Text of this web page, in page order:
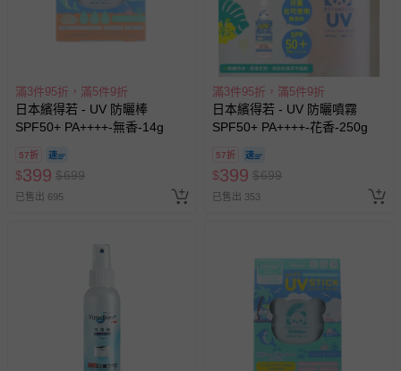
滿3件95折，滿5件9折
日本繽得若 - UV 防曬棒
SPF50+ PA++++-無香-14g
57折
$399 $699
已售出 695
滿3件95折，滿5件9折
日本繽得若 - UV 防曬噴霧
SPF50+ PA++++-花香-250g
57折
$399 $699
已售出 353